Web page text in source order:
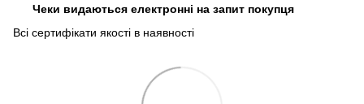
Чеки видаються електронні на запит покупця
Всі сертифікати якості в наявності